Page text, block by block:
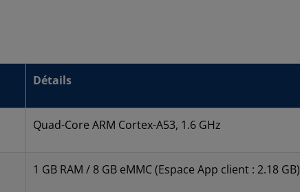
Détails
Quad-Core ARM Cortex-A53, 1.6 GHz
1 GB RAM / 8 GB eMMC (Espace App client : 2.18 GB)